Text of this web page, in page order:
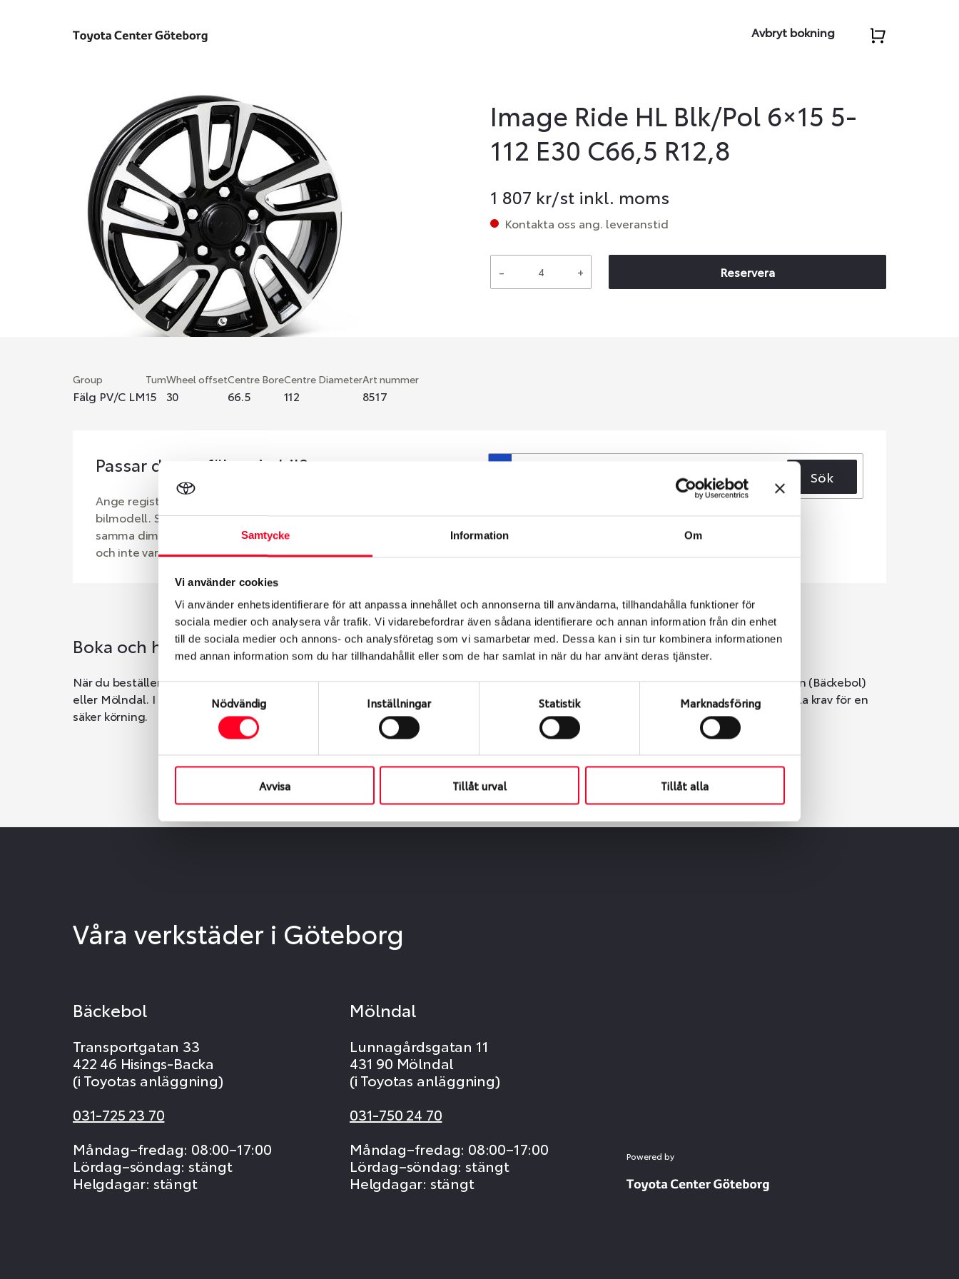
Samtycke Information Om
Vi använder cookies
Vi använder enhetsidentifierare för att anpassa innehållet och annonserna till användarna, tillhandahålla funktioner för
sociala medier och analysera vår trafik. Vi vidarebefordrar även sådana identifierare och annan information från din enhet
till de sociala medier och annons- och analysföretag som vi samarbetar med. Dessa kan i sin tur kombinera informationen
med annan information som du har tillhandahållit eller som de har samlat in när du har använt deras tjänster.
Samtyckesval
Nödvändig Inställningar Statistik Marknadsföring
Avvisa Tillåt urval Tillåt alla
Avbryt bokning
Image Ride HL Blk/Pol 6×15 5-
112 E30 C66,5 R12,8
1 807 kr/st inkl. moms
Kontakta oss ang. leveranstid
- + Reservera
Group
Fälg PV/C LM
Tum
15
Wheel offset
30
Centre Bore
66.5
Centre Diameter
112
Art nummer
8517
Passar denna fälg min bil?
Ange registreringsnummer för att se om den fälg du valt passar din
bilmodell. Se till att kolla en extra gång så att däck och fälg har
samma dimensioner. Ibland kan fälgen ha bytts ut under årens lopp
och inte vara samma dimension som bilen hade ut från fabrik.
Sök
Boka och hämta hos Däckspecialen
När du beställer dina nya däck eller fälgar hos oss levereras de direkt till någon av våra däckverkstäder i Göteborg. Välj mellan Hisingen (Bäckebol)
eller Mölndal. I beställningen anger du datum och tid för upphämtning eller service. När vi byter dina däck ser vi till att de uppfyller alla krav för en
säker körning.
Våra verkstäder i Göteborg
Bäckebol
Transportgatan 33
422 46 Hisings-Backa
(i Toyotas anläggning)
031-725 23 70
Måndag–fredag: 08:00–17:00
Lördag–söndag: stängt
Helgdagar: stängt
Mölndal
Lunnagårdsgatan 11
431 90 Mölndal
(i Toyotas anläggning)
031-750 24 70
Måndag–fredag: 08:00–17:00
Lördag–söndag: stängt
Helgdagar: stängt
Powered by